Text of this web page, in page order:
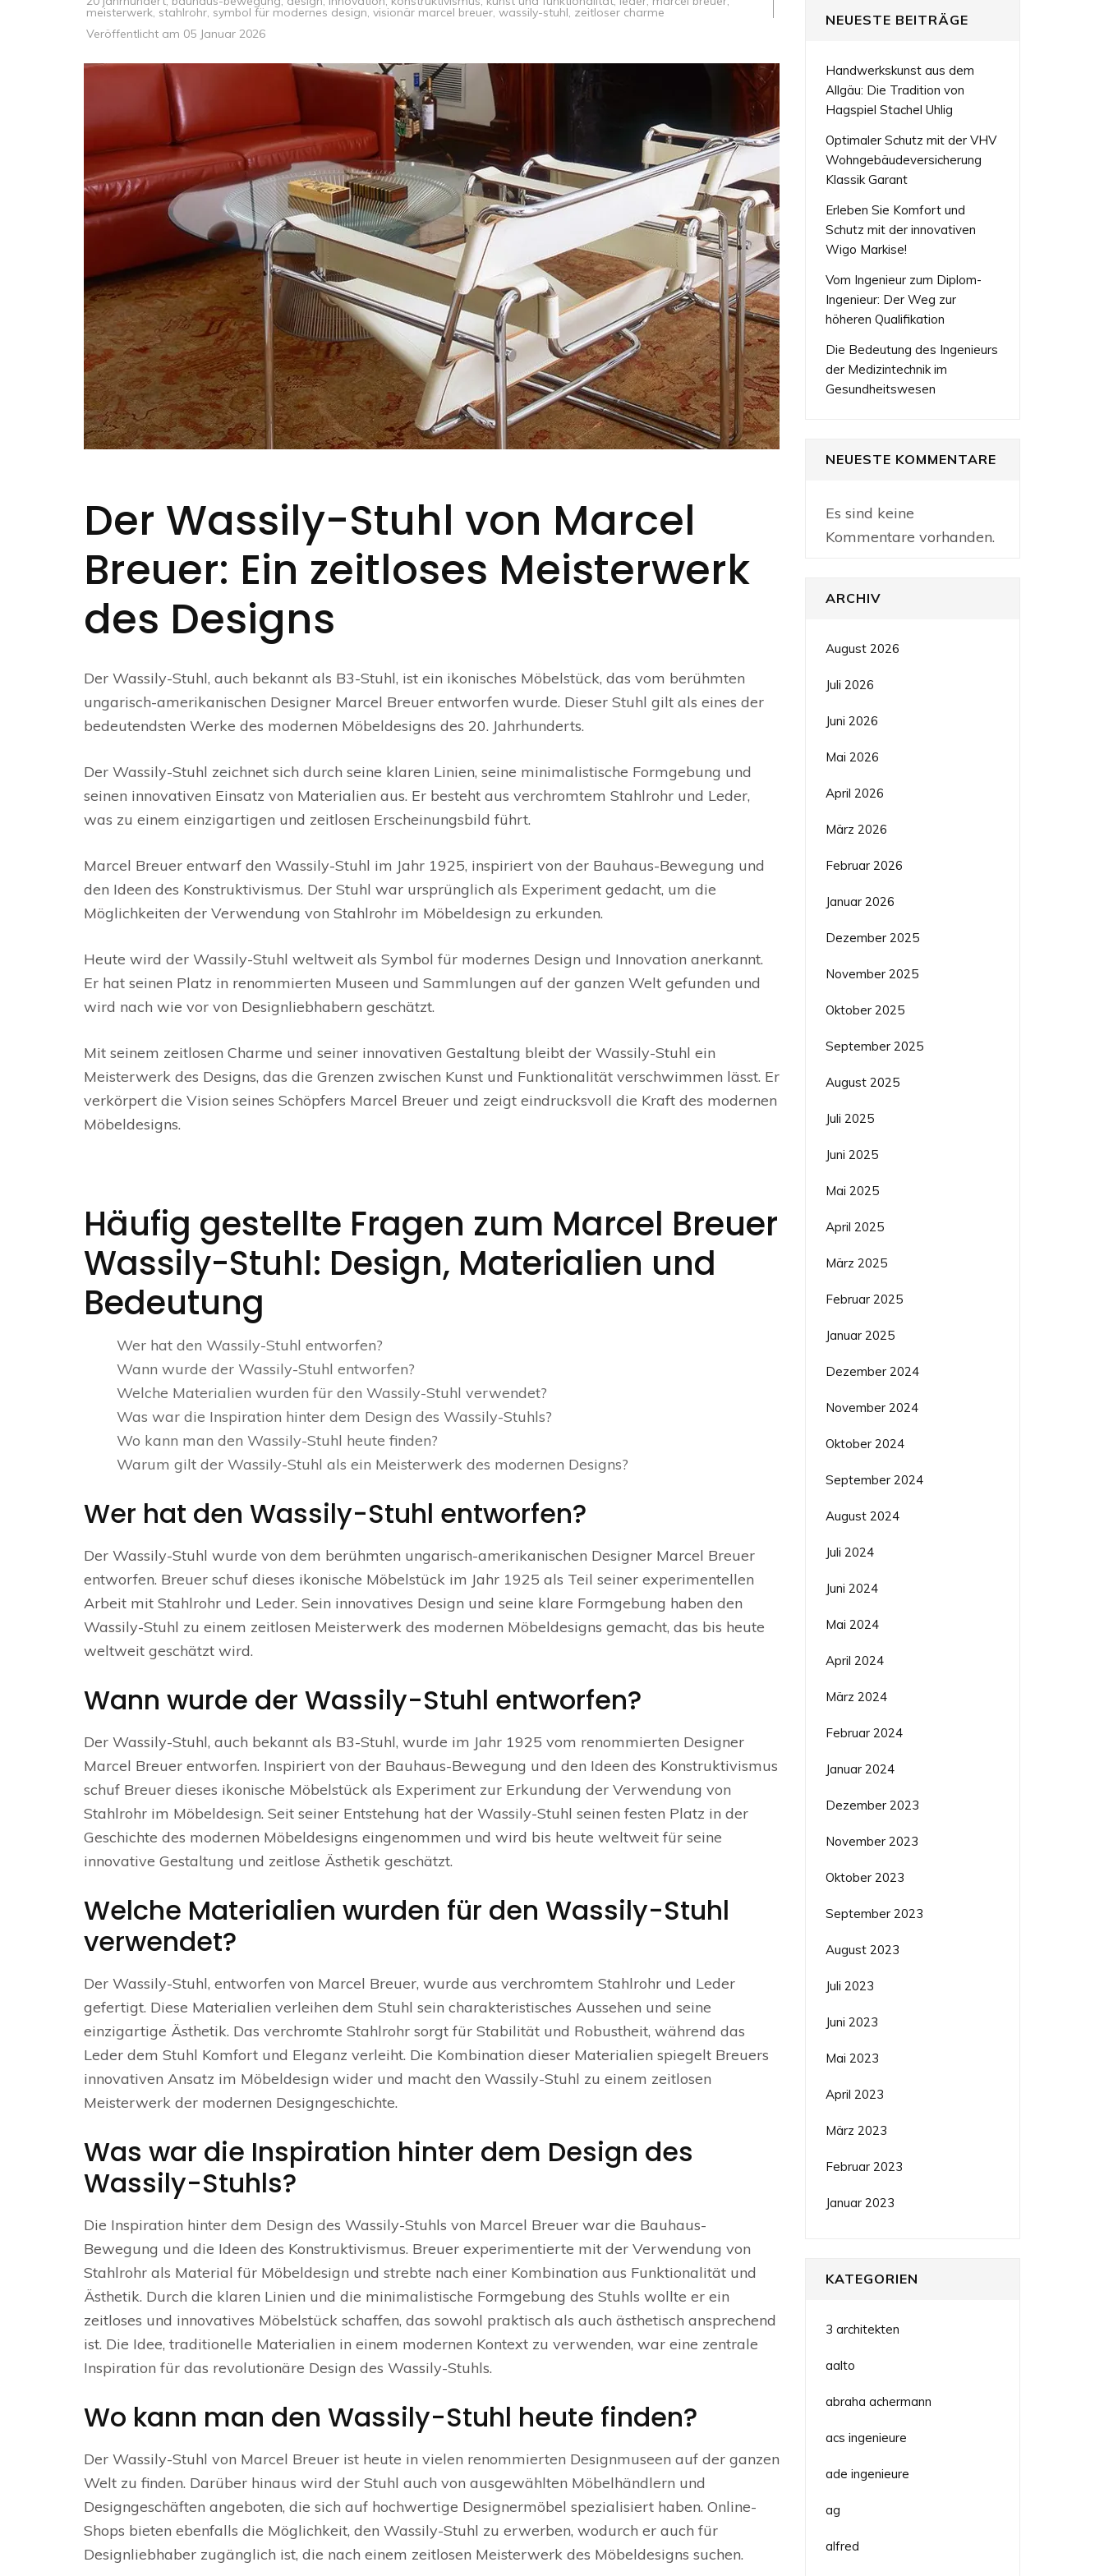
meisterwerk, stahlrohr, symbol für modernes design, visionär marcel breuer, wassily-stuhl, zeitloser charme
Veröffentlicht am 05 Januar 2026
Der Wassily-Stuhl von Marcel
Breuer: Ein zeitloses Meisterwerk
des Designs
Der Wassily-Stuhl, auch bekannt als B3-Stuhl, ist ein ikonisches Möbelstück, das vom berühmten
ungarisch-amerikanischen Designer Marcel Breuer entworfen wurde. Dieser Stuhl gilt als eines der
bedeutendsten Werke des modernen Möbeldesigns des 20. Jahrhunderts.
Der Wassily-Stuhl zeichnet sich durch seine klaren Linien, seine minimalistische Formgebung und
seinen innovativen Einsatz von Materialien aus. Er besteht aus verchromtem Stahlrohr und Leder,
was zu einem einzigartigen und zeitlosen Erscheinungsbild führt.
Marcel Breuer entwarf den Wassily-Stuhl im Jahr 1925, inspiriert von der Bauhaus-Bewegung und
den Ideen des Konstruktivismus. Der Stuhl war ursprünglich als Experiment gedacht, um die
Möglichkeiten der Verwendung von Stahlrohr im Möbeldesign zu erkunden.
Heute wird der Wassily-Stuhl weltweit als Symbol für modernes Design und Innovation anerkannt.
Er hat seinen Platz in renommierten Museen und Sammlungen auf der ganzen Welt gefunden und
wird nach wie vor von Designliebhabern geschätzt.
Mit seinem zeitlosen Charme und seiner innovativen Gestaltung bleibt der Wassily-Stuhl ein
Meisterwerk des Designs, das die Grenzen zwischen Kunst und Funktionalität verschwimmen lässt. Er
verkörpert die Vision seines Schöpfers Marcel Breuer und zeigt eindrucksvoll die Kraft des modernen
Möbeldesigns.
Häufig gestellte Fragen zum Marcel Breuer
Wassily-Stuhl: Design, Materialien und
Bedeutung
Wer hat den Wassily-Stuhl entworfen?
Wann wurde der Wassily-Stuhl entworfen?
Welche Materialien wurden für den Wassily-Stuhl verwendet?
Was war die Inspiration hinter dem Design des Wassily-Stuhls?
Wo kann man den Wassily-Stuhl heute finden?
Warum gilt der Wassily-Stuhl als ein Meisterwerk des modernen Designs?
Wer hat den Wassily-Stuhl entworfen?
Der Wassily-Stuhl wurde von dem berühmten ungarisch-amerikanischen Designer Marcel Breuer
entworfen. Breuer schuf dieses ikonische Möbelstück im Jahr 1925 als Teil seiner experimentellen
Arbeit mit Stahlrohr und Leder. Sein innovatives Design und seine klare Formgebung haben den
Wassily-Stuhl zu einem zeitlosen Meisterwerk des modernen Möbeldesigns gemacht, das bis heute
weltweit geschätzt wird.
Wann wurde der Wassily-Stuhl entworfen?
Der Wassily-Stuhl, auch bekannt als B3-Stuhl, wurde im Jahr 1925 vom renommierten Designer
Marcel Breuer entworfen. Inspiriert von der Bauhaus-Bewegung und den Ideen des Konstruktivismus
schuf Breuer dieses ikonische Möbelstück als Experiment zur Erkundung der Verwendung von
Stahlrohr im Möbeldesign. Seit seiner Entstehung hat der Wassily-Stuhl seinen festen Platz in der
Geschichte des modernen Möbeldesigns eingenommen und wird bis heute weltweit für seine
innovative Gestaltung und zeitlose Ästhetik geschätzt.
Welche Materialien wurden für den Wassily-Stuhl
verwendet?
Der Wassily-Stuhl, entworfen von Marcel Breuer, wurde aus verchromtem Stahlrohr und Leder
gefertigt. Diese Materialien verleihen dem Stuhl sein charakteristisches Aussehen und seine
einzigartige Ästhetik. Das verchromte Stahlrohr sorgt für Stabilität und Robustheit, während das
Leder dem Stuhl Komfort und Eleganz verleiht. Die Kombination dieser Materialien spiegelt Breuers
innovativen Ansatz im Möbeldesign wider und macht den Wassily-Stuhl zu einem zeitlosen
Meisterwerk der modernen Designgeschichte.
Was war die Inspiration hinter dem Design des
Wassily-Stuhls?
Die Inspiration hinter dem Design des Wassily-Stuhls von Marcel Breuer war die Bauhaus-
Bewegung und die Ideen des Konstruktivismus. Breuer experimentierte mit der Verwendung von
Stahlrohr als Material für Möbeldesign und strebte nach einer Kombination aus Funktionalität und
Ästhetik. Durch die klaren Linien und die minimalistische Formgebung des Stuhls wollte er ein
zeitloses und innovatives Möbelstück schaffen, das sowohl praktisch als auch ästhetisch ansprechend
ist. Die Idee, traditionelle Materialien in einem modernen Kontext zu verwenden, war eine zentrale
Inspiration für das revolutionäre Design des Wassily-Stuhls.
Wo kann man den Wassily-Stuhl heute finden?
Der Wassily-Stuhl von Marcel Breuer ist heute in vielen renommierten Designmuseen auf der ganzen
Welt zu finden. Darüber hinaus wird der Stuhl auch von ausgewählten Möbelhändlern und
Designgeschäften angeboten, die sich auf hochwertige Designermöbel spezialisiert haben. Online-
Shops bieten ebenfalls die Möglichkeit, den Wassily-Stuhl zu erwerben, wodurch er auch für
Designliebhaber zugänglich ist, die nach einem zeitlosen Meisterwerk des Möbeldesigns suchen.
NEUESTE BEITRÄGE
Handwerkskunst aus dem
Allgäu: Die Tradition von
Hagspiel Stachel Uhlig
Optimaler Schutz mit der VHV
Wohngebäudeversicherung
Klassik Garant
Erleben Sie Komfort und
Schutz mit der innovativen
Wigo Markise!
Vom Ingenieur zum Diplom-
Ingenieur: Der Weg zur
höheren Qualifikation
Die Bedeutung des Ingenieurs
der Medizintechnik im
Gesundheitswesen
NEUESTE KOMMENTARE
Es sind keine
Kommentare vorhanden.
ARCHIV
August 2026
Juli 2026
Juni 2026
Mai 2026
April 2026
März 2026
Februar 2026
Januar 2026
Dezember 2025
November 2025
Oktober 2025
September 2025
August 2025
Juli 2025
Juni 2025
Mai 2025
April 2025
März 2025
Februar 2025
Januar 2025
Dezember 2024
November 2024
Oktober 2024
September 2024
August 2024
Juli 2024
Juni 2024
Mai 2024
April 2024
März 2024
Februar 2024
Januar 2024
Dezember 2023
November 2023
Oktober 2023
September 2023
August 2023
Juli 2023
Juni 2023
Mai 2023
April 2023
März 2023
Februar 2023
Januar 2023
KATEGORIEN
3 architekten
aalto
abraha achermann
acs ingenieure
ade ingenieure
ag
alfred